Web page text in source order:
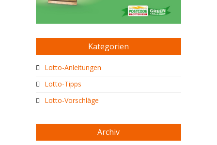
Kategorien
Lotto-Anleitungen
Lotto-Tipps
Lotto-Vorschläge
Archiv